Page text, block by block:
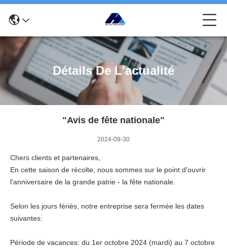
Détails De L'actualité
"Avis de fête nationale"
2024-09-30
Chers clients et partenaires,
En cette saison de récolte, nous sommes sur le point d'ouvrir
l'anniversaire de la grande patrie - la fête nationale.
Selon les jours fériés, notre entreprise sera fermée les dates
suivantes:
Période de vacances: du 1er octobre 2024 (mardi) au 7 octobre